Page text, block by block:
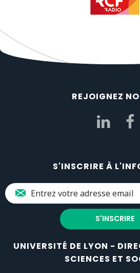
REJOIGNEZ
S'INSCRIRE À
UNIVERSITÉ DE LYON -
SCIENCES ET